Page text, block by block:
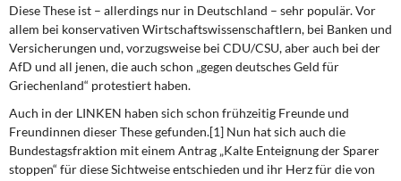
Weitere Themen
Memo-Gruppe
Institut Solidarische Moderne
Rosa-Luxemburg-Stiftung
Diese These ist – allerdings nur in Deutschland – sehr populär. Vor
allem bei konservativen Wirtschaftswissenschaftlern, bei Banken und
Versicherungen und, vorzugsweise bei CDU/CSU, aber auch bei der
AfD und all jenen, die auch schon „gegen deutsches Geld für
Griechenland“ protestiert haben.
Auch in der LINKEN haben sich schon frühzeitig Freunde und
Freundinnen dieser These gefunden.[1] Nun hat sich auch die
Bundestagsfraktion mit einem Antrag „Kalte Enteignung der Sparer
stoppen“ für diese Sichtweise entschieden und ihr Herz für die von